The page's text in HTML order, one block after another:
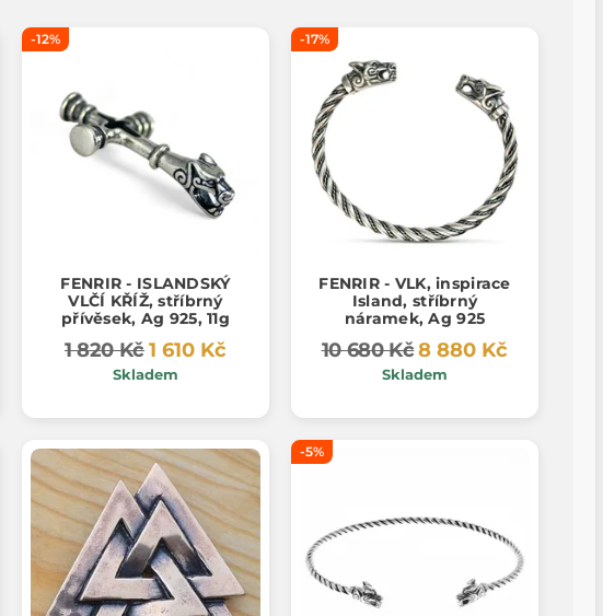
-12%
FENRIR - ISLANDSKÝ
VLČÍ KŘÍŽ, stříbrný
přívěsek, Ag 925, 11g
1 820 Kč1 610 Kč
Skladem
-17%
FENRIR - VLK, inspirace
Island, stříbrný
náramek, Ag 925
10 680 Kč8 880 Kč
Skladem
-5%